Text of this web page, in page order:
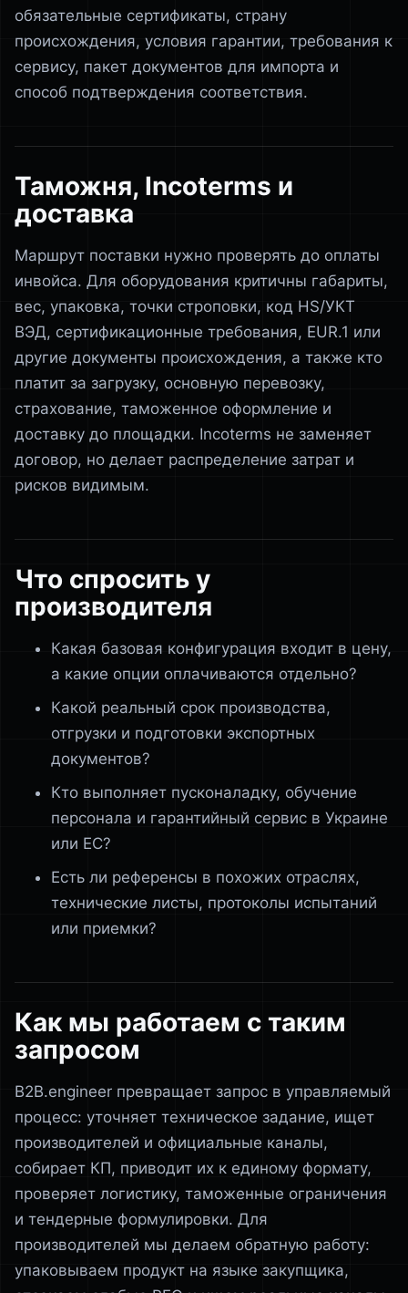
обязательные сертификаты, страну
происхождения, условия гарантии, требования к
сервису, пакет документов для импорта и
способ подтверждения соответствия.
Таможня, Incoterms и
доставка
Маршрут поставки нужно проверять до оплаты
инвойса. Для оборудования критичны габариты,
вес, упаковка, точки строповки, код HS/УКТ
ВЭД, сертификационные требования, EUR.1 или
другие документы происхождения, а также кто
платит за загрузку, основную перевозку,
страхование, таможенное оформление и
доставку до площадки. Incoterms не заменяет
договор, но делает распределение затрат и
рисков видимым.
Что спросить у
производителя
Какая базовая конфигурация входит в цену,
а какие опции оплачиваются отдельно?
Какой реальный срок производства,
отгрузки и подготовки экспортных
документов?
Кто выполняет пусконаладку, обучение
персонала и гарантийный сервис в Украине
или ЕС?
Есть ли референсы в похожих отраслях,
технические листы, протоколы испытаний
или приемки?
Как мы работаем с таким
запросом
B2B.engineer превращает запрос в управляемый
процесс: уточняет техническое задание, ищет
производителей и официальные каналы,
собирает КП, приводит их к единому формату,
проверяет логистику, таможенные ограничения
и тендерные формулировки. Для
производителей мы делаем обратную работу:
упаковываем продукт на языке закупщика,